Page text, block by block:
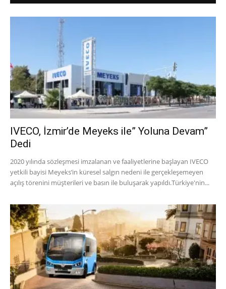
IVECO, İzmir’de Meyeks ile” Yoluna Devam”
Dedi
2020 yılında sözleşmesi imzalanan ve faaliyetlerine başlayan IVECO
yetkili bayisi Meyeks’in küresel salgın nedeni ile gerçekleşemeyen
açılış törenini müşterileri ve basın ile buluşarak yapıldı.Türkiye'nin...